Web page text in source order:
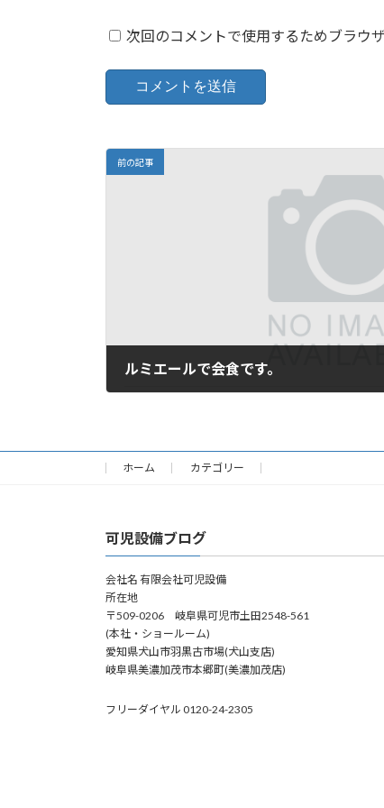
次回のコメントで使用するためブラウ
前の記事
ルミエールで会食です。
ホーム カテゴリー
可児設備ブログ
会社名 有限会社可児設備
所在地
〒509-0206 岐阜県可児市土田2548-561
(本社・ショールーム)
愛知県犬山市羽黒古市場(犬山支店)
岐阜県美濃加茂市本郷町(美濃加茂店)
フリーダイヤル 0120-24-2305